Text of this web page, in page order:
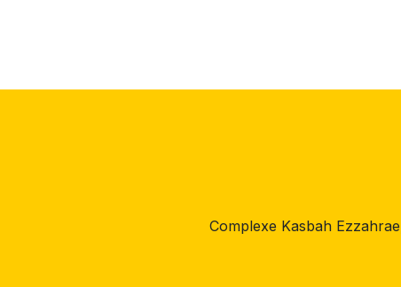
Complexe Kasbah